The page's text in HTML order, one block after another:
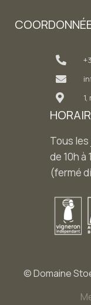
Tous les
de 10h à
(fermé
© Domaine